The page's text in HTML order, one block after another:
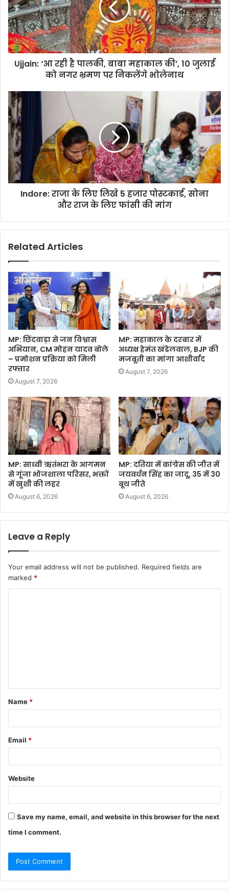
Ujjain: ‘आ रही है पालकी, बाबा महाकाल की’, 10 जुलाई
को नगर भ्रमण पर निकलेंगे भोलेनाथ
Indore: राजा के लिए लिखे 5 हजार पोस्टकार्ड, सोना
और राज के लिए फांसी की मांग
Related Articles
MP: छिंदवाड़ा से जन विश्वास
अभियान, CM मोहन यादव बोले
– प्रमोशन प्रक्रिया को मिली
रफ्तार
August 7, 2026
MP: महाकाल के दरबार में
अध्यक्ष हेमंत खंडेलवाल, BJP की
मजबूती का मांगा आशीर्वाद
August 7, 2026
MP: साध्वी ऋतंभरा के आगमन
से गूंजा भोजशाला परिसर, भक्तों
में खुशी की लहर
August 6, 2026
MP: दतिया में कांग्रेस की जीत में
जयवर्धन सिंह का जादू, 35 में 30
बूथ जीते
August 6, 2026
Leave a Reply
Your email address will not be published. Required fields are
marked *
t
*
Name *
Email *
Website
Save my name, email, and website in this browser for the next
time I comment.